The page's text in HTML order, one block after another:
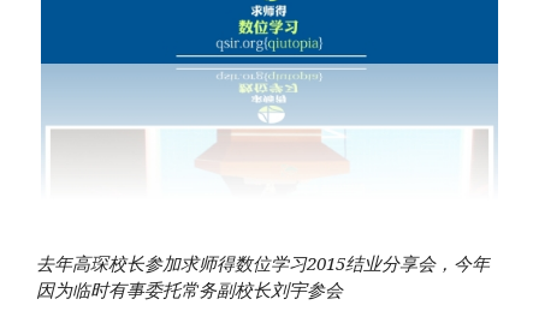
去年高琛校长参加求师得数位学习2015结业分享会，今年
因为临时有事委托常务副校长刘宇参会